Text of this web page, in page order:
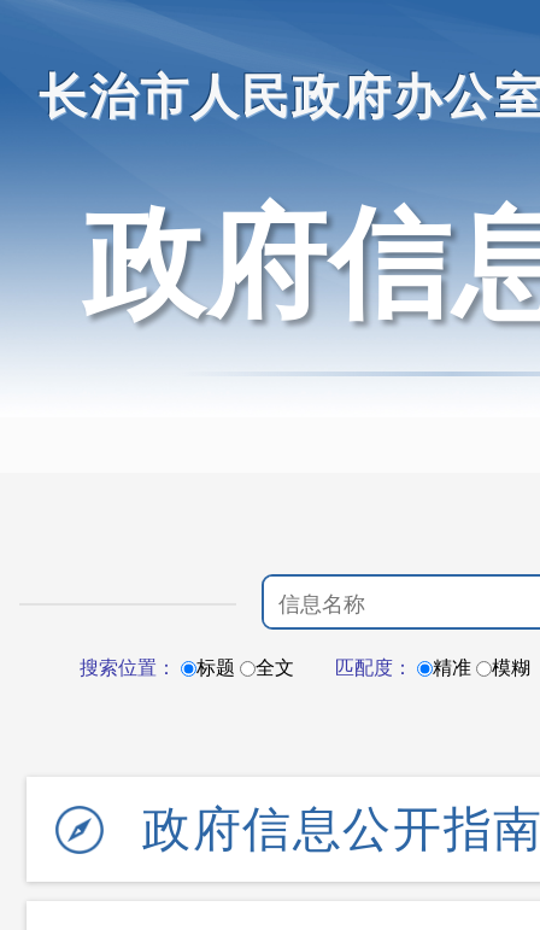
长治市人民政府办公
政府信
搜索位置： 标题 全文 匹配度： 精准 模糊
政府信息公开指